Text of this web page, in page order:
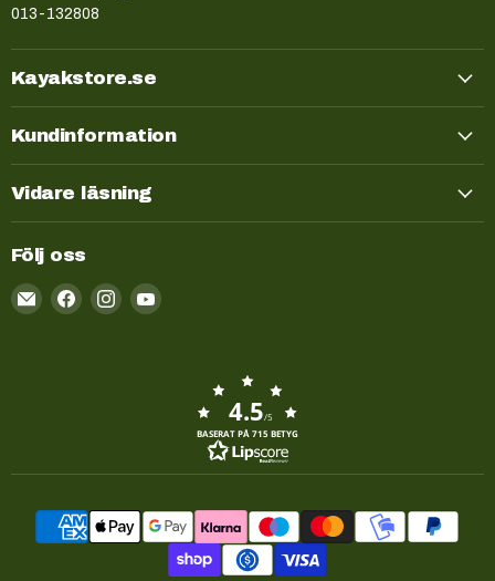
013-132808
Kayakstore.se
Kundinformation
Vidare läsning
Följ oss
Email
Kayakstore.se
4.5/5
BASERAT PÅ 715 BETYG